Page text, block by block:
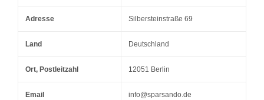
Adresse Silbersteinstraße 69
Land Deutschland
Ort, Postleitzahl 12051 Berlin
Email info@sparsando.de